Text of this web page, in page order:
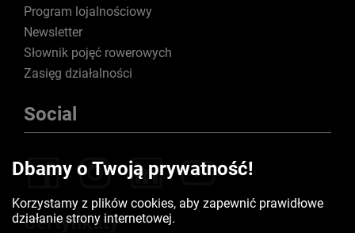
Program lojalnościowy
Newsletter
Słownik pojęć rowerowych
Zasięg działalności
Social
Certyfikaty
Dbamy o Twoją prywatność!
Korzystamy z plików cookies, aby zapewnić prawidłowe
działanie strony internetowej.